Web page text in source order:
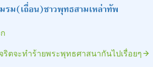
ม(เถื่อน)ชาวพุทธสามเหล่าทัพ
ตจะทำร้ายพระพุทธศาสนากันไปเรื่อยๆ